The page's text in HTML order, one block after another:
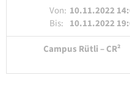
Von: 10.11.2022
Bis: 10.11.2022
Campus Rütli – CR²